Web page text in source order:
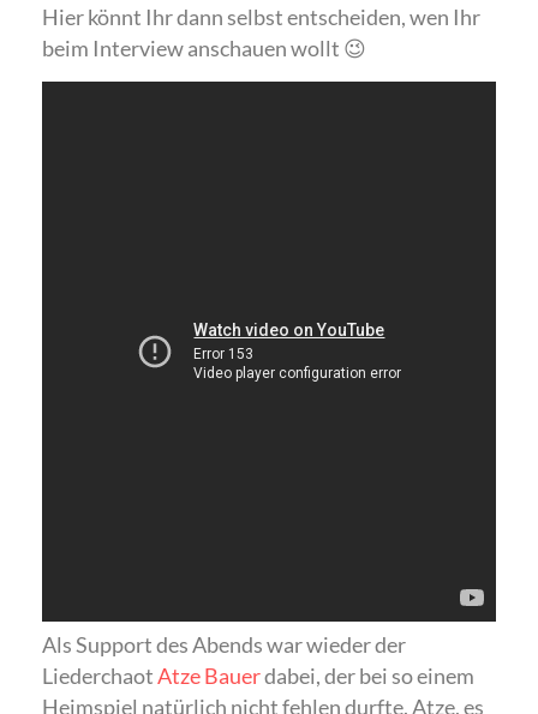
Hier könnt Ihr dann selbst entscheiden, wen Ihr
beim Interview anschauen wollt 😉
Als Support des Abends war wieder der
LiederchaotAtze Bauerdabei, der bei so einem
Heimspiel natürlich nicht fehlen durfte. Atze, es